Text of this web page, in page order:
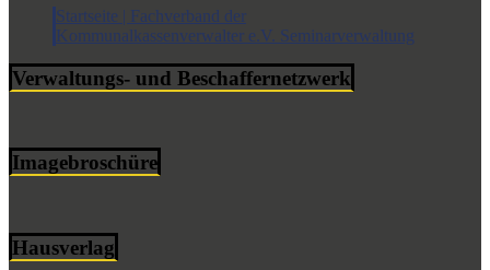
Startseite | Fachverband der
Kommunalkassenverwalter e.V. Seminarverwaltung
Verwaltungs- und Beschaffernetzwerk
Imagebroschüre
Hausverlag